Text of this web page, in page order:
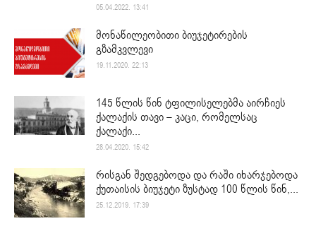
05.04.2022. 13:41
მონაწილეობითი ბიუჯეტირების
გზამკვლევი
19.11.2020. 22:13
145 წლის წინ ტფილისელებმა აირჩიეს
ქალაქის თავი – კაცი, რომელსაც
ქალაქი...
28.04.2020. 15:42
რისგან შედგებოდა და რაში იხარჯებოდა
ქუთაისის ბიუჯეტი ზუსტად 100 წლის წინ,...
25.12.2019. 17:39